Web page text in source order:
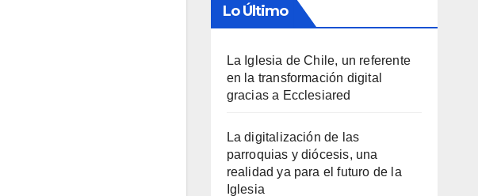
Lo Último
La Iglesia de Chile, un referente
en la transformación digital
gracias a Ecclesiared
La digitalización de las
parroquias y diócesis, una
realidad ya para el futuro de la
Iglesia